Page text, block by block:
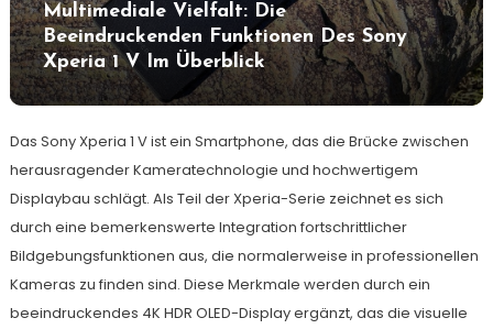
Multimediale Vielfalt: Die
Beeindruckenden Funktionen Des Sony
Xperia 1 V Im Überblick
Das Sony Xperia 1 V ist ein Smartphone, das die Brücke zwischen
herausragender Kameratechnologie und hochwertigem
Displaybau schlägt. Als Teil der Xperia-Serie zeichnet es sich
durch eine bemerkenswerte Integration fortschrittlicher
Bildgebungsfunktionen aus, die normalerweise in professionellen
Kameras zu finden sind. Diese Merkmale werden durch ein
beeindruckendes 4K HDR OLED-Display ergänzt, das die visuelle